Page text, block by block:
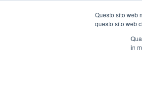
Questo sito web
questo sito web
in